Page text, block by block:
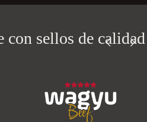
con sellos de calidad